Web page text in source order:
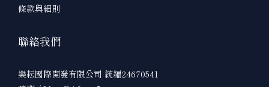
條款與細則
聯絡我們
樂耘國際開發有限公司 統編24670541